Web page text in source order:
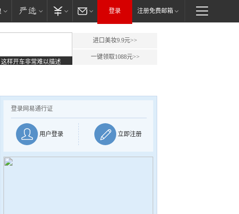
登录 注册免费邮箱
这样开车非常难以描述
进口美妆9.9元>>
一键领取1088元>>
登录网易通行证
用户登录 立即注册